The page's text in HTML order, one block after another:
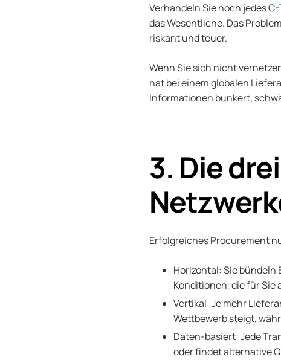
Verhandeln Sie noch jedesC-
das Wesentliche. Das
riskant und teuer.
Wenn Sie sich nicht
hat bei einem globalen
Informationen bunkert,
3. Die
Erfolgreiches Procurement
Horizontal: Sie
Konditionen, die für
Vertikal: Je mehr
Wettbewerb steigt,
Daten-basiert: Jede
oder findet alternative